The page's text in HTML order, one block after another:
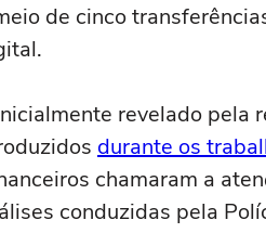
de cinco
revelado pela
durante os
chamaram a
conduzidas pela